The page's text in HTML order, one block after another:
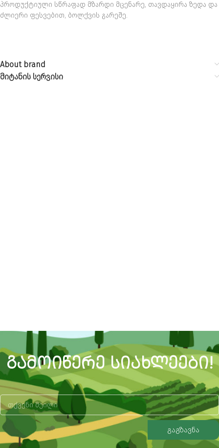
პროდუქტიული სწრაფად მზარდი მცენარე, თავდაყირა ზედა და
ძლიერი ფესვებით, ბოლქვის გარეშე.
About brand
მიტანის სერვისი
ᲒᲐᲛᲝᲘᲬᲔᲠᲔ ᲡᲘᲐᲮᲚᲔᲔᲑᲘ!
გაგზავნა
Alternative: